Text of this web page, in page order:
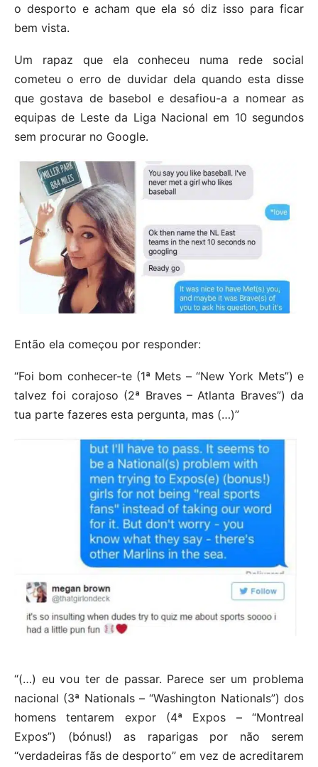
o desporto e acham que ela só diz isso para ficar
bem vista.
Um rapaz que ela conheceu numa rede social
cometeu o erro de duvidar dela quando esta disse
que gostava de basebol e desafiou-a a nomear as
equipas de Leste da Liga Nacional em 10 segundos
sem procurar no Google.
Então ela começou por responder:
“Foi bom conhecer-te (1ª Mets – “New York Mets”) e
talvez foi corajoso (2ª Braves – Atlanta Braves”) da
tua parte fazeres esta pergunta, mas (…)”
“(…) eu vou ter de passar. Parece ser um problema
nacional (3ª Nationals – “Washington Nationals”) dos
homens tentarem expor (4ª Expos – “Montreal
Expos”) (bónus!) as raparigas por não serem
“verdadeiras fãs de desporto” em vez de acreditarem